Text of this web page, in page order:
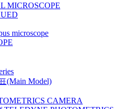
MICROSCOPE
microscope
(Main Model)
CAMERA